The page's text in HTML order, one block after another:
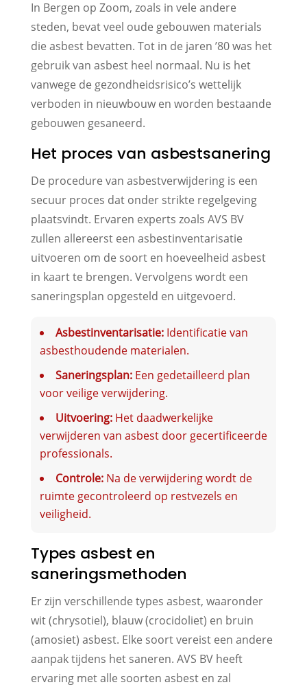
In Bergen op Zoom, zoals in vele andere
steden, bevat veel oude gebouwen materials
die asbest bevatten. Tot in de jaren ’80 was het
gebruik van asbest heel normaal. Nu is het
vanwege de gezondheidsrisico’s wettelijk
verboden in nieuwbouw en worden bestaande
gebouwen gesaneerd.
Het proces van asbestsanering
De procedure van asbestverwijdering is een
secuur proces dat onder strikte regelgeving
plaatsvindt. Ervaren experts zoals AVS BV
zullen allereerst een asbestinventarisatie
uitvoeren om de soort en hoeveelheid asbest
in kaart te brengen. Vervolgens wordt een
saneringsplan opgesteld en uitgevoerd.
Asbestinventarisatie:Identificatie van
asbesthoudende materialen.
Saneringsplan:Een gedetailleerd plan
voor veilige verwijdering.
Uitvoering:Het daadwerkelijke
verwijderen van asbest door gecertificeerde
professionals.
Controle:Na de verwijdering wordt de
ruimte gecontroleerd op restvezels en
veiligheid.
Types asbest en
saneringsmethoden
Er zijn verschillende types asbest, waaronder
wit (chrysotiel), blauw (crocidoliet) en bruin
(amosiet) asbest. Elke soort vereist een andere
aanpak tijdens het saneren. AVS BV heeft
ervaring met alle soorten asbest en zal